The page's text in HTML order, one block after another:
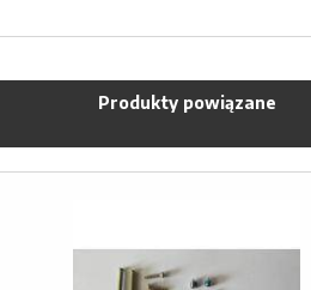
Produkty powiązane